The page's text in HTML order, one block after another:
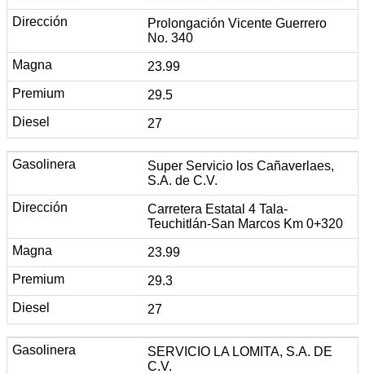
Prolongación Vicente Guerrero
No. 340
23.99
29.5
27
Super Servicio los Cañaverlaes,
S.A. de C.V.
Carretera Estatal 4 Tala-
Teuchitlán-San Marcos Km 0+320
23.99
29.3
27
SERVICIO LA LOMITA, S.A. DE
C.V.